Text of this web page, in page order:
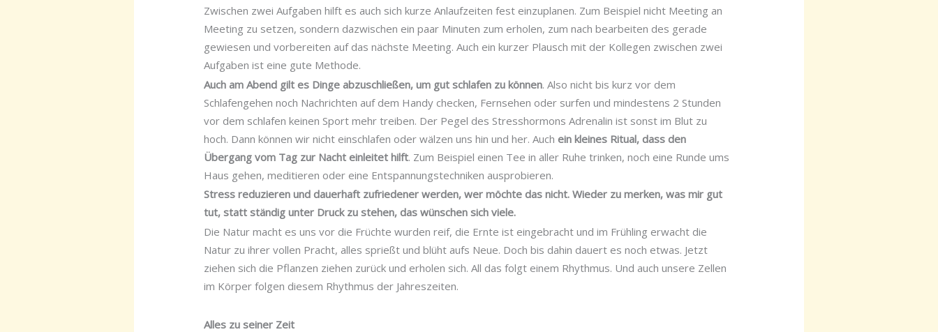
Zwischen zwei Aufgaben hilft es auch sich kurze Anlaufzeiten fest einzuplanen. Zum Beispiel nicht Meeting an
Meeting zu setzen, sondern dazwischen ein paar Minuten zum erholen, zum nach bearbeiten des gerade
gewiesen und vorbereiten auf das nächste Meeting. Auch ein kurzer Plausch mit der Kollegen zwischen zwei
Aufgaben ist eine gute Methode.
Auch am Abend gilt es Dinge abzuschließen, um gut schlafen zu können. Also nicht bis kurz vor dem
Schlafengehen noch Nachrichten auf dem Handy checken, Fernsehen oder surfen und mindestens 2 Stunden
vor dem schlafen keinen Sport mehr treiben. Der Pegel des Stresshormons Adrenalin ist sonst im Blut zu
hoch. Dann können wir nicht einschlafen oder wälzen uns hin und her. Auchein kleines Ritual, dass den
Übergang vom Tag zur Nacht einleitet hilft. Zum Beispiel einen Tee in aller Ruhe trinken, noch eine Runde ums
Haus gehen, meditieren oder eine Entspannungstechniken ausprobieren.
Stress reduzieren und dauerhaft zufriedener werden, wer möchte das nicht. Wieder zu merken, was mir gut
tut, statt ständig unter Druck zu stehen, das wünschen sich viele.
Die Natur macht es uns vor die Früchte wurden reif, die Ernte ist eingebracht und im Frühling erwacht die
Natur zu ihrer vollen Pracht, alles sprießt und blüht aufs Neue. Doch bis dahin dauert es noch etwas. Jetzt
ziehen sich die Pflanzen ziehen zurück und erholen sich. All das folgt einem Rhythmus. Und auch unsere Zellen
im Körper folgen diesem Rhythmus der Jahreszeiten.
Alles zu seiner Zeit